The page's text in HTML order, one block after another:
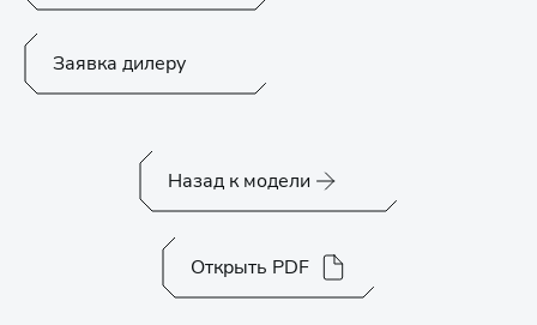
Заявка дилеру
Назад к модели
Открыть PDF